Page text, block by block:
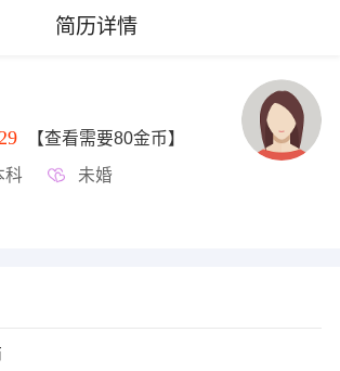
简历详情
【查看需要80金币】
科 未婚